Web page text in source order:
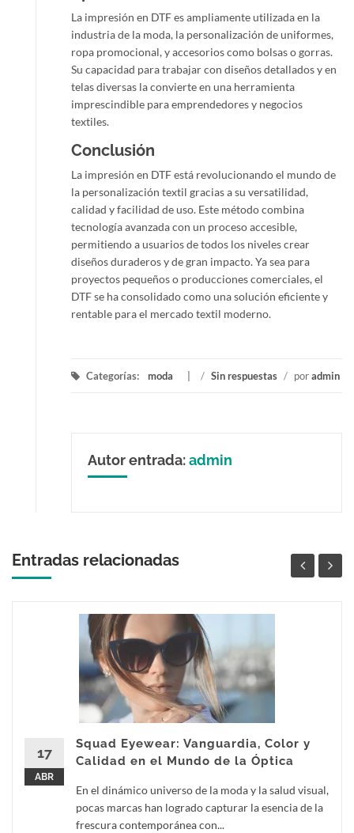
La impresión en DTF es ampliamente utilizada en la
industria de la moda, la personalización de uniformes,
ropa promocional, y accesorios como bolsas o gorras.
Su capacidad para trabajar con diseños detallados y en
telas diversas la convierte en una herramienta
imprescindible para emprendedores y negocios
textiles.
Conclusión
La impresión en DTF está revolucionando el mundo de
la personalización textil gracias a su versatilidad,
calidad y facilidad de uso. Este método combina
tecnología avanzada con un proceso accesible,
permitiendo a usuarios de todos los niveles crear
diseños duraderos y de gran impacto. Ya sea para
proyectos pequeños o producciones comerciales, el
DTF se ha consolidado como una solución eficiente y
rentable para el mercado textil moderno.
Categorías: moda / Sin respuestas / poradmin
Autor entrada:admin
Entradas relacionadas
17
ABR
Squad Eyewear: Vanguardia, Color y
Calidad en el Mundo de la Óptica
En el dinámico universo de la moda y la salud visual,
pocas marcas han logrado capturar la esencia de la
frescura contemporánea con...